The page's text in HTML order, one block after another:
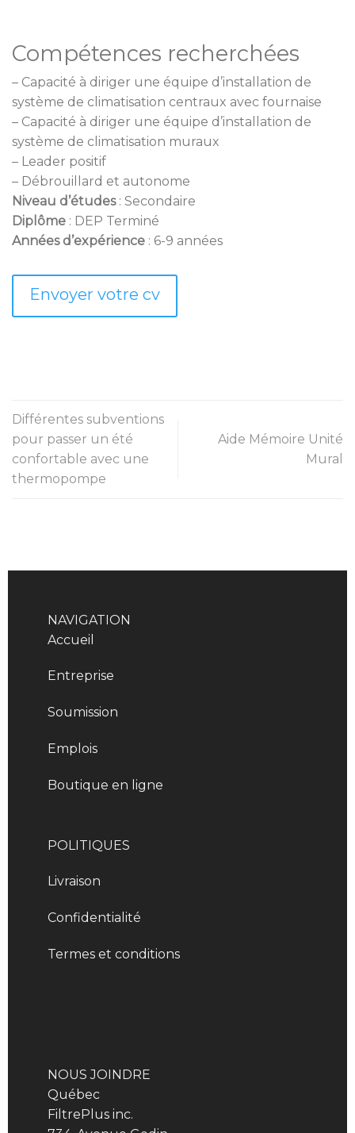
Compétences recherchées
– Capacité à diriger une équipe d’installation de
système de climatisation centraux avec fournaise
– Capacité à diriger une équipe d’installation de
système de climatisation muraux
– Leader positif
– Débrouillard et autonome
Niveau d’études: Secondaire
Diplôme : DEP Terminé
Années d’expérience : 6-9 années
Envoyer votre cv
Différentes subventions
pour passer un été
confortable avec une
thermopompe
Aide Mémoire Unité
Mural
NAVIGATION
Accueil
Entreprise
Soumission
Emplois
Boutique en ligne
POLITIQUES
Livraison
Confidentialité
Termes et conditions
NOUS JOINDRE
Québec
FiltrePlus inc.